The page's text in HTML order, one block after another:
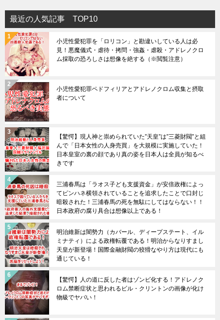
最近の人気記事 TOP10
小児性愛犯罪を「ロリコン」と勘違いしている人は必
見！悪魔儀式・虐待・拷問・強姦・虐殺・アドレノクロ
ム採取の恐ろしさは想像を絶する（※閲覧注意）
小児性愛犯罪ペドフィリアとアドレノクロム収集と摂取
者について
【驚愕】現人神と崇められていた”天皇”は”三菱財閥”と組
んで「日本女性の人身売買」を大規模に実施していた！
日本皇室の裏の顔であり真の姿を日本人は全員が知るべ
きです
三浦春馬は「ラオス子ども支援資金」が安倍政権によっ
てピンハネ横領されていることを追求したことで口封じ
暗殺された！三浦春馬の死を無駄にしてはならない！！
日本政府の腐り具合は想像以上である！
明治維新は闇勢力（カバール、ディープステート、イル
ミナティ）による政権転覆である！明治からなりすまし
天皇が新登場！国際金融財閥の狡猾なやり方は現代にも
通じている！
【驚愕】人の道に反した者はゾンビ化する！アドレノク
ロム禁断症状と思われるビル・クリントンの画像が化け
物級でヤバい！